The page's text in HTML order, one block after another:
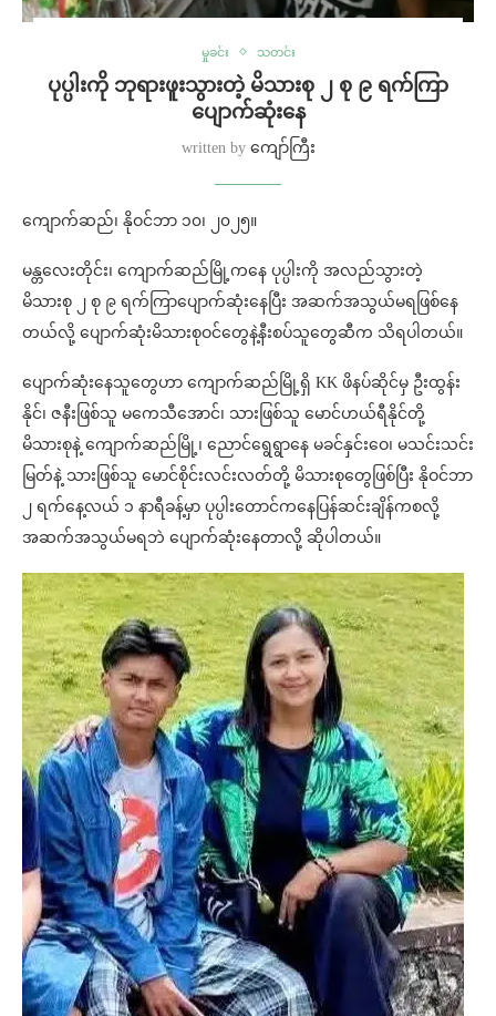
မှုခင်း သတင်း
ပုပ္ပါးကို ဘုရားဖူးသွားတဲ့ မိသားစု ၂ စု ၉ ရက်ကြာ
ပျောက်ဆုံးနေ
written by ကျော်ကြီး
ကျောက်ဆည်၊ နိုဝင်ဘာ ၁၀၊ ၂၀၂၅။
မန္တလေးတိုင်း၊ ကျောက်ဆည်မြို့ကနေ ပုပ္ပါးကို အလည်သွားတဲ့
မိသားစု ၂ စု ၉ ရက်ကြာပျောက်ဆုံးနေပြီး အဆက်အသွယ်မရဖြစ်နေ
တယ်လို့ ပျောက်ဆုံးမိသားစုဝင်တွေနဲ့နီးစပ်သူတွေဆီက သိရပါတယ်။
ပျောက်ဆုံးနေသူတွေဟာ ကျောက်ဆည်မြို့ရှိ KK ဖိနပ်ဆိုင်မှ ဦးထွန်း
နိုင်၊ ဇနီးဖြစ်သူ မကေသီအောင်၊ သားဖြစ်သူ မောင်ဟယ်ရီနိုင်တို့
မိသားစုနဲ့ ကျောက်ဆည်မြို့၊ ညောင်ရွေရွာနေ မခင်နှင်းဝေ၊ မသင်းသင်း
မြတ်နဲ့ သားဖြစ်သူ မောင်စိုင်းလင်းလတ်တို့ မိသားစုတွေဖြစ်ပြီး နိုဝင်ဘာ
၂ ရက်နေ့လယ် ၁ နာရီခန့်မှာ ပုပ္ပါးတောင်ကနေပြန်ဆင်းချိန်ကစလို့
အဆက်အသွယ်မရဘဲ ပျောက်ဆုံးနေတာလို့ ဆိုပါတယ်။